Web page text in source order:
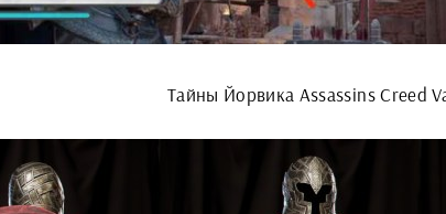
Тайны Йорвика Assassins Creed